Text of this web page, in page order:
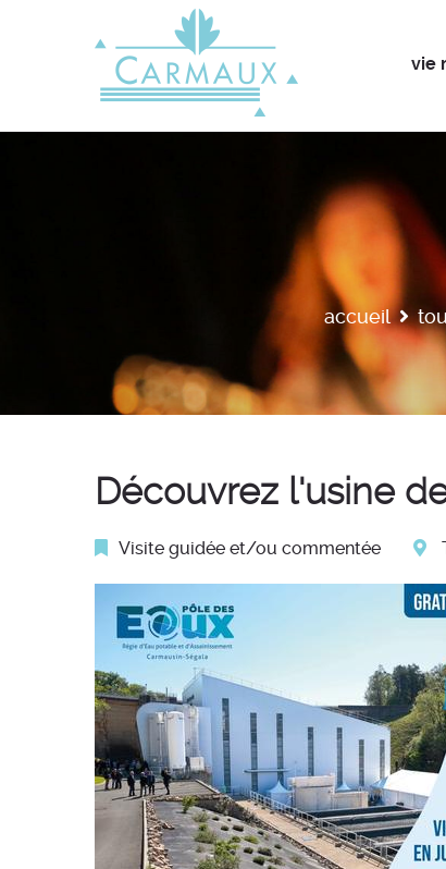
vie
accueil
Découvrez l'usine
Catégorie :
Visite guidée et/ou commentée